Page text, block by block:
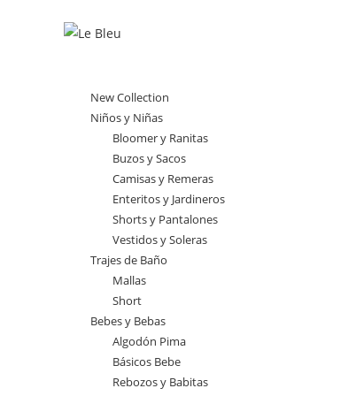
New Collection
Niños y Niñas
Bloomer y Ranitas
Buzos y Sacos
Camisas y Remeras
Enteritos y Jardineros
Shorts y Pantalones
Vestidos y Soleras
Trajes de Baño
Mallas
Short
Bebes y Bebas
Algodón Pima
Básicos Bebe
Rebozos y Babitas